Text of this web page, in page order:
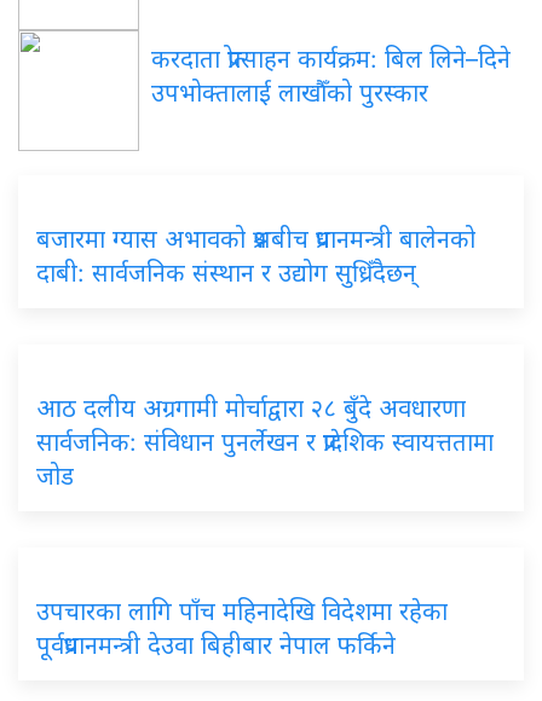
करदाता प्रोत्साहन कार्यक्रम: बिल लिने–दिने
उपभोक्तालाई लाखौँको पुरस्कार
बजारमा ग्यास अभावको प्रश्नबीच प्रधानमन्त्री बालेनको
दाबी: सार्वजनिक संस्थान र उद्योग सुध्रिँदैछन्
आठ दलीय अग्रगामी मोर्चाद्वारा २८ बुँदे अवधारणा
सार्वजनिक: संविधान पुनर्लेखन र प्रादेशिक स्वायत्ततामा
जोड
उपचारका लागि पाँच महिनादेखि विदेशमा रहेका
पूर्वप्रधानमन्त्री देउवा बिहीबार नेपाल फर्किने